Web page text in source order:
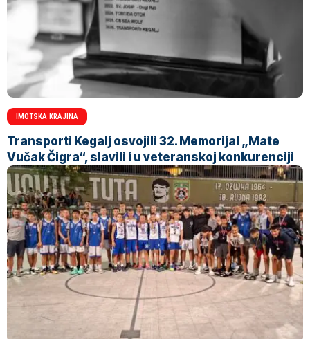
IMOTSKA KRAJINA
Transporti Kegalj osvojili 32. Memorijal „Mate
Vučak Čigra“, slavili i u veteranskoj konkurenciji